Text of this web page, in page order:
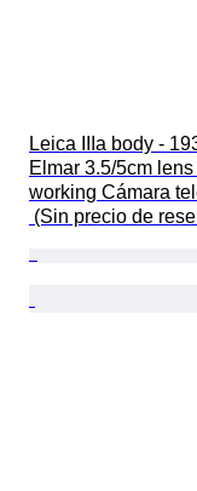
Leica IIIa body -
Elmar 3.5/5cm lens
working Cámara
(Sin precio de